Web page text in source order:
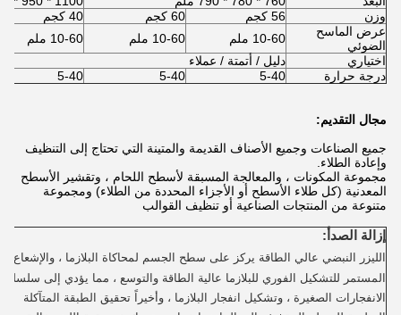
وزن
56 كجم 60 كجم
40 كجم
عرض الماسح
الضوئي
10-60 ملم 10-60 ملم
10-60 ملم
اختياري
دليل / أتمتة / عملاء
درجة حرارة
5-40
5-40
5-40
مجال التقديم:
جميع الصناعات وجميع الأصناف القديمة والمتينة التي تحتاج إلى التنظيف
وإعادة الطلاء.
مجموعة المكونات ، والمعالجة المسبقة لأسطح اللحام ، وتقشير الأسطح
المعدنية (كل طلاء الأسطح أو الأجزاء المحددة من الطلاء) ومجموعة
متنوعة من المنتجات الصناعية أو تنظيف القوالب
إزالة الصدأ:
الليزر النبضي عالي الطاقة يركز على سطح الجسم لمحاكاة البلازما ، والإشعاع
المستمر للتشكيل الفوري للبلازما عالية الطاقة والتوسع ، مما يؤدي إلى
الانفجارات الصغيرة ، وتشكيل انفجار البلازما ، وأخيراً تحقيق الطبقة المتآكلة